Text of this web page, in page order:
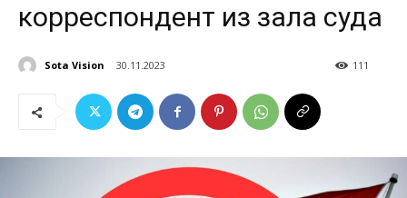
корреспондент из зала суда
Sota Vision 30.11.2023 111